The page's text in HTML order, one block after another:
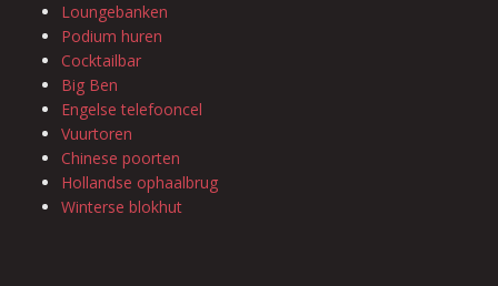
Loungebanken
Podium huren
Cocktailbar
Big Ben
Engelse telefooncel
Vuurtoren
Chinese poorten
Hollandse ophaalbrug
Winterse blokhut